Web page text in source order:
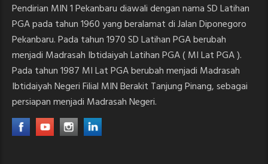
Pendirian MIN 1 Pekanbaru diawali dengan nama SD Latihan
PGA pada tahun 1960 yang beralamat di Jalan Diponegoro
Pekanbaru. Pada tahun 1970 SD Latihan PGA berubah
menjadi Madrasah Ibtidaiyah Latihan PGA ( MI Lat PGA ).
Pada tahun 1987 MI Lat PGA berubah menjadi Madrasah
Ibtidaiyah Negeri Filial MIN Berakit Tanjung Pinang, sebagai
persiapan menjadi Madrasah Negeri.